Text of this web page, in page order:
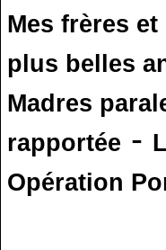
Mes frères et
plus belles
Madres
rapportée -
Opération